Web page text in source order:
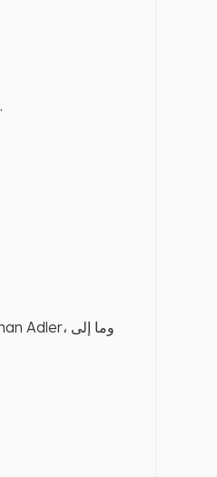
اختر من عينات الألوان المتوفرة لدينا.